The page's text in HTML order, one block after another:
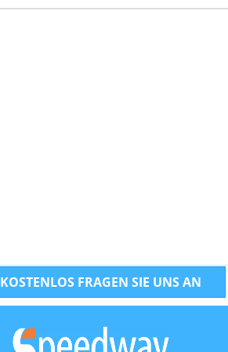
KOSTENLOS FRAGEN SIE UNS AN